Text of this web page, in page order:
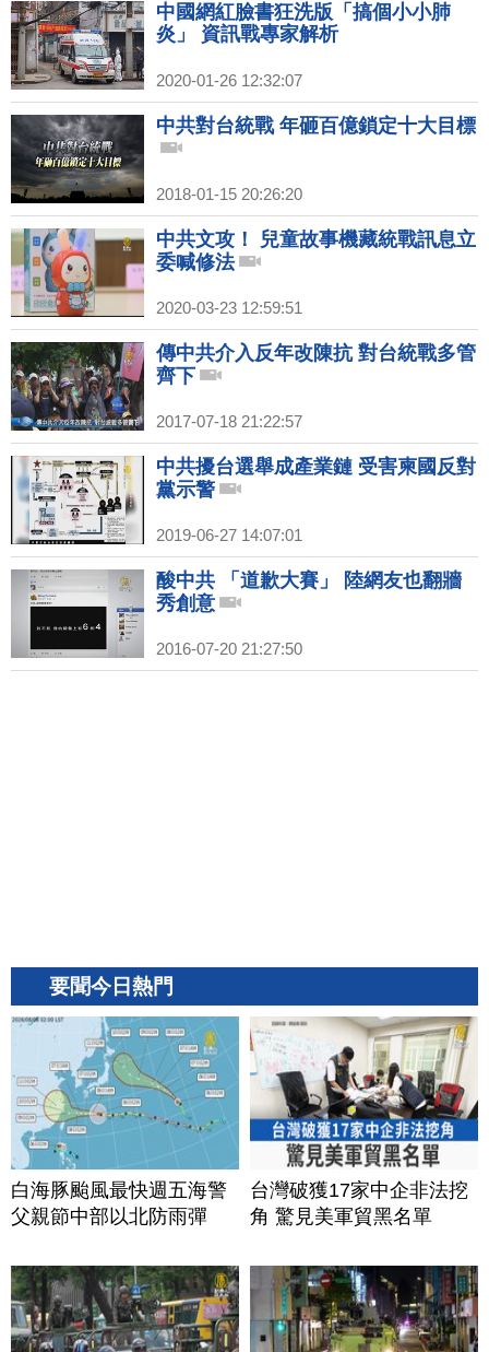
中國網紅臉書狂洗版「搞個小小肺
炎」 資訊戰專家解析
2020-01-26 12:32:07
中共對台統戰 年砸百億鎖定十大目標
2018-01-15 20:26:20
中共文攻！ 兒童故事機藏統戰訊息立
委喊修法
2020-03-23 12:59:51
傳中共介入反年改陳抗 對台統戰多管
齊下
2017-07-18 21:22:57
中共擾台選舉成產業鏈 受害柬國反對
黨示警
2019-06-27 14:07:01
酸中共 「道歉大賽」 陸網友也翻牆
秀創意
2016-07-20 21:27:50
要聞今日熱門
白海豚颱風最快週五海警
父親節中部以北防雨彈
台灣破獲17家中企非法挖
角 驚見美軍貿黑名單